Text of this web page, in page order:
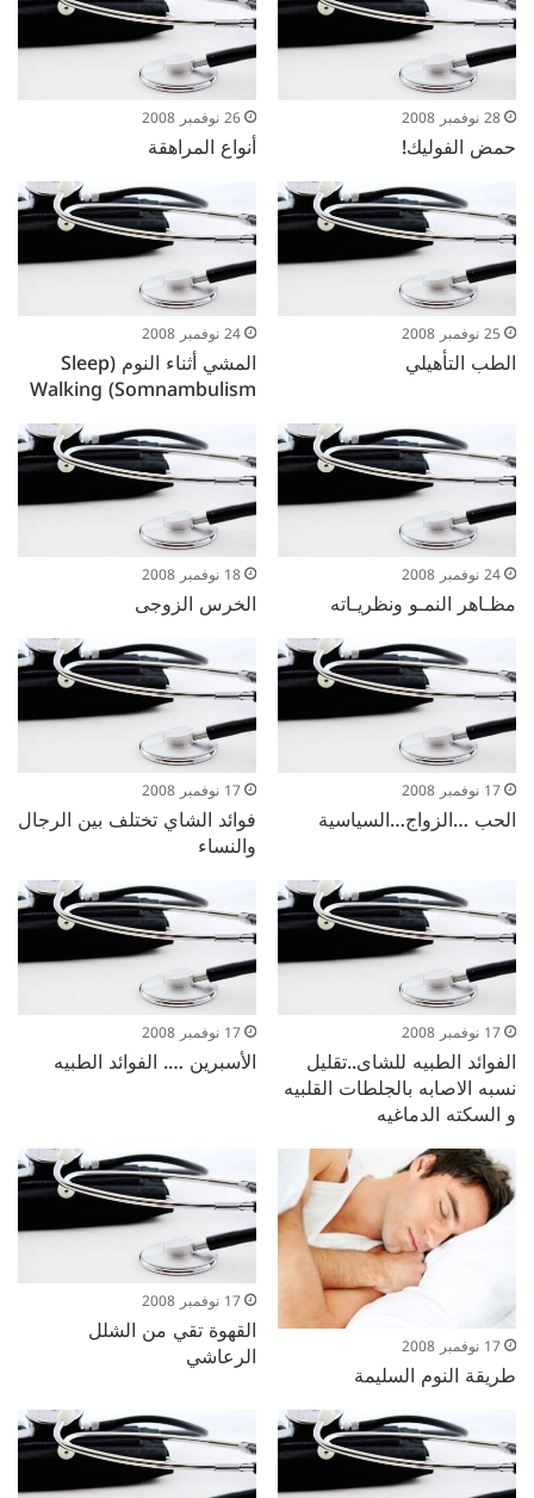
28 نوفمبر 2008
حمض الفوليك!
26 نوفمبر 2008
أنواع المراهقة
25 نوفمبر 2008
الطب التأهيلي
24 نوفمبر 2008
المشي أثناء النوم (Sleep
Walking (Somnambulism
24 نوفمبر 2008
مظـاهر النمـو ونظريـاته
18 نوفمبر 2008
الخرس الزوجى
17 نوفمبر 2008
الحب …الزواج…السياسية
17 نوفمبر 2008
فوائد الشاي تختلف بين الرجال
والنساء
17 نوفمبر 2008
الفوائد الطبيه للشاى..تقليل
نسبه الاصابه بالجلطات القلبيه
و السكته الدماغيه
17 نوفمبر 2008
الأسبرين …. الفوائد الطبيه
17 نوفمبر 2008
طريقة النوم السليمة
17 نوفمبر 2008
القهوة تقي من الشلل
الرعاشي